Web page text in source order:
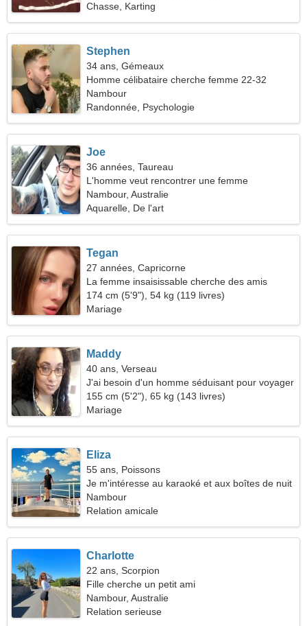
Chasse, Karting
Stephen
34 ans, Gémeaux
Homme célibataire cherche femme 22-32
Nambour
Randonnée, Psychologie
Joe
36 années, Taureau
L'homme veut rencontrer une femme
Nambour, Australie
Aquarelle, De l'art
Tegan
27 années, Capricorne
La femme insaisissable cherche des amis
174 cm (5'9"), 54 kg (119 livres)
Mariage
Maddy
40 ans, Verseau
J'ai besoin d'un homme séduisant pour voyager
155 cm (5'2"), 65 kg (143 livres)
Mariage
Eliza
55 ans, Poissons
Je m'intéresse au karaoké et aux boîtes de nuit
Nambour
Relation amicale
Charlotte
22 ans, Scorpion
Fille cherche un petit ami
Nambour, Australie
Relation serieuse